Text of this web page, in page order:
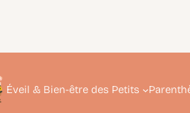
Éveil & Bien-être des Petits